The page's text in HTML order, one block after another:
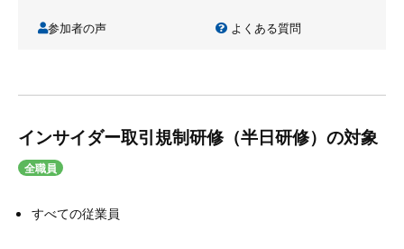
参加者の声 よくある質問
インサイダー取引規制研修（半日研修）の対象
全職員
すべての従業員